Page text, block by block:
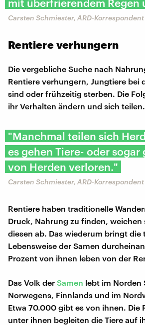
mit überfrierendem Regen
Carsten Schmiester, ARD-
Rentiere verhungern
Die vergebliche Suche nach
Rentiere verhungern, Jungtiere bei
sind oder frühzeitig sterben. Die
ihr Verhalten ändern und sich teilen.
"Manchmal teilen sich
es gehen Tiere- oder sogar
von Herden verloren."
Carsten Schmiester, ARD-
Rentiere haben traditionelle
Druck, Nahrung zu finden, weichen
diesen ab. Das wiederum bringt die
Lebensweise der Samen
Prozent von ihnen leben von der
Das Volk der Samen lebt im Norden
Norwegens, Finnlands und im
Etwa 70.000 gibt es von ihnen. Die
unter ihnen begleiten die Tiere auf